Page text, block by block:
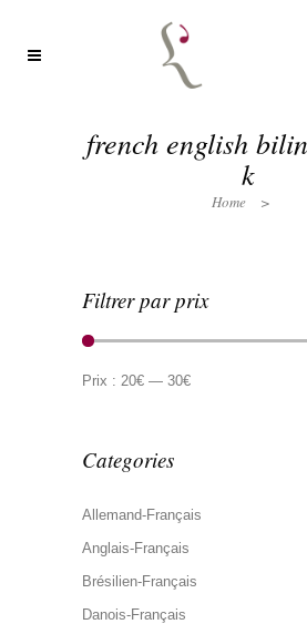
french english
k
Home >
Filtrer par prix
min
max
Prix : 20€ — 30€
Categories
Allemand-Français
Anglais-Français
Brésilien-Français
Danois-Français